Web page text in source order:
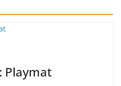
Playmat